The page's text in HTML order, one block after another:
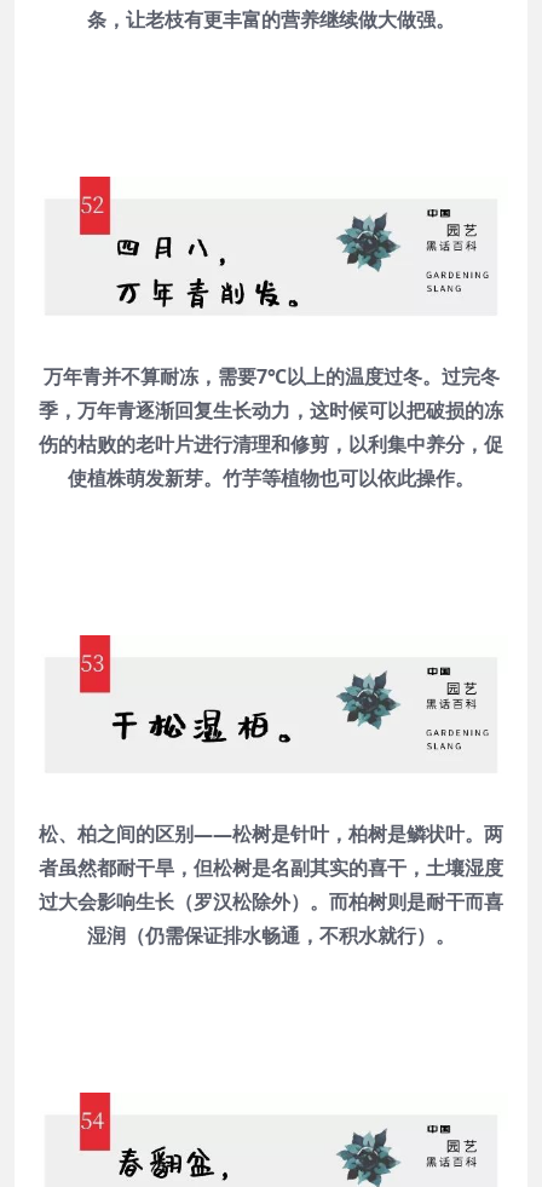
条，让老枝有更丰富的营养继续做大做强。
万年青并不算耐冻，需要7℃以上的温度过冬。过完冬
季，万年青逐渐回复生长动力，这时候可以把破损的冻
伤的枯败的老叶片进行清理和修剪，以利集中养分，促
使植株萌发新芽。竹芋等植物也可以依此操作。
松、柏之间的区别——松树是针叶，柏树是鳞状叶。两
者虽然都耐干旱，但松树是名副其实的喜干，土壤湿度
过大会影响生长（罗汉松除外）。而柏树则是耐干而喜
湿润（仍需保证排水畅通，不积水就行）。